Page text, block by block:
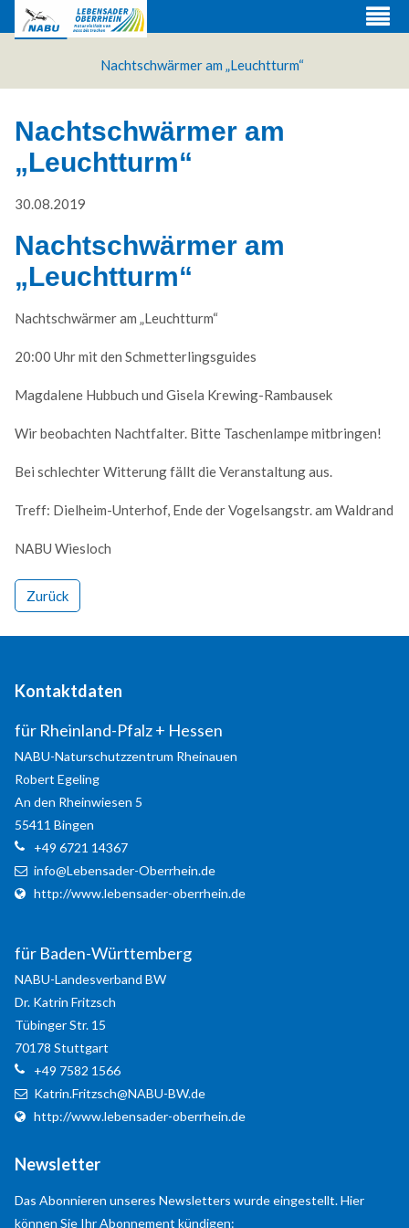
Nachtschwärmer am „Leuchtturm“
Nachtschwärmer am
„Leuchtturm“
30.08.2019
Nachtschwärmer am
„Leuchtturm“
Nachtschwärmer am „Leuchtturm“
20:00 Uhr mit den Schmetterlingsguides
Magdalene Hubbuch und Gisela Krewing-Rambausek
Wir beobachten Nachtfalter. Bitte Taschenlampe mitbringen!
Bei schlechter Witterung fällt die Veranstaltung aus.
Treff: Dielheim-Unterhof, Ende der Vogelsangstr. am Waldrand
NABU Wiesloch
Zurück
Kontaktdaten
für Rheinland-Pfalz + Hessen
NABU-Naturschutzzentrum Rheinauen
Robert Egeling
An den Rheinwiesen 5
55411 Bingen
+49 6721 14367
info@Lebensader-Oberrhein.de
http://www.lebensader-oberrhein.de
für Baden-Württemberg
NABU-Landesverband BW
Dr. Katrin Fritzsch
Tübinger Str. 15
70178 Stuttgart
+49 7582 1566
Katrin.Fritzsch@NABU-BW.de
http://www.lebensader-oberrhein.de
Newsletter
Das Abonnieren unseres Newsletters wurde eingestellt. Hier
können Sie Ihr Abonnement kündigen:
Web Projects
Lorem ipsum dolor sit amet, consectetuer adipiscing
elit. Aenean commodo ligula eget dolor.
MEHR INFOS
Lorem ipsum dolor sit amet, consectetuer adipiscing
elit. Aenean commodo ligula eget dolor.
Lorem ipsum dolor sit amet, consectetuer adipiscing
elit. Aenean commodo ligula eget dolor.